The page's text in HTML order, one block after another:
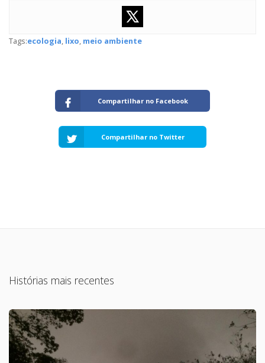
Tags:ecologia, lixo, meio ambiente
Compartilhar no Facebook
Compartilhar no Twitter
Histórias mais recentes